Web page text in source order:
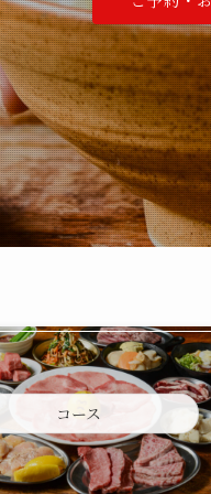
コース